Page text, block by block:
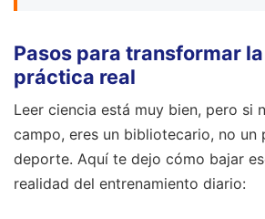
Pasos para transformar
práctica real
Leer ciencia está muy bien, pero si
campo, eres un bibliotecario, no un
deporte. Aquí te dejo cómo bajar
realidad del entrenamiento diario: